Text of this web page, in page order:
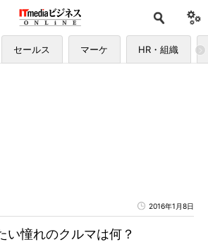
セールス マーケ HR・組織
2016年1月8日
い憧れのクルマは何？